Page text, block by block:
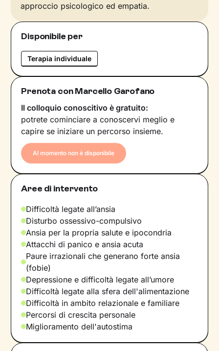
approccio psicologico ed empatia.
Disponibile per
Terapia individuale
Prenota con Marcello Garofano
Il colloquio conoscitivo è gratuito:
potrete cominciare a conoscervi meglio e
capire se iniziare un percorso insieme.
Al momento non è disponibile
Aree di intervento
Difficoltà legate all’ansia
Disturbo ossessivo-compulsivo
Ansia per la propria salute e ipocondria
Attacchi di panico e ansia acuta
Paure irrazionali che generano forte ansia
(fobie)
Depressione e difficoltà legate all’umore
Difficoltà legate alla sfera dell'alimentazione
Difficoltà in ambito relazionale e familiare
Percorsi di crescita personale
Miglioramento dell'autostima